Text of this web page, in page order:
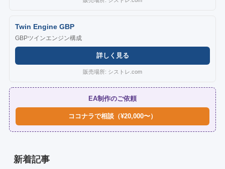
Twin Engine GBP
GBPツインエンジン構成
詳しく見る
販売場所: シストレ.com
EA制作のご依頼
ココナラで相談（¥20,000〜）
新着記事